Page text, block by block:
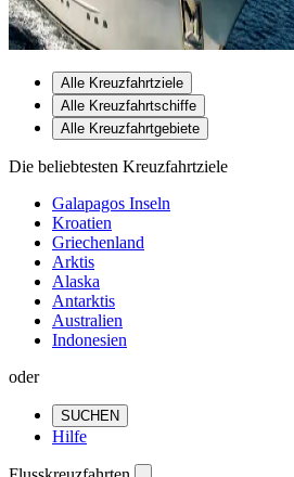
Alle Kreuzfahrtziele
Alle Kreuzfahrtschiffe
Alle Kreuzfahrtgebiete
Die beliebtesten Kreuzfahrtziele
Galapagos Inseln
Kroatien
Griechenland
Arktis
Alaska
Antarktis
Australien
Indonesien
oder
SUCHEN
Hilfe